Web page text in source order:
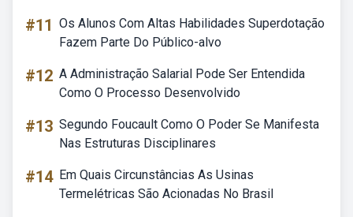
#11 Os Alunos Com Altas Habilidades Superdotação
Fazem Parte Do Público-alvo
#12 A Administração Salarial Pode Ser Entendida
Como O Processo Desenvolvido
#13 Segundo Foucault Como O Poder Se Manifesta
Nas Estruturas Disciplinares
#14 Em Quais Circunstâncias As Usinas
Termelétricas São Acionadas No Brasil